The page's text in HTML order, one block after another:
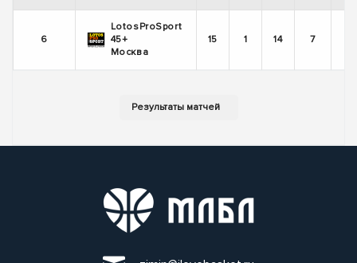
6
LotosProSport
45+
Москва
15 1 14 7